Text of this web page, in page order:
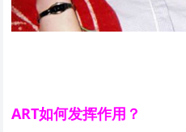
ART如何发挥作用？